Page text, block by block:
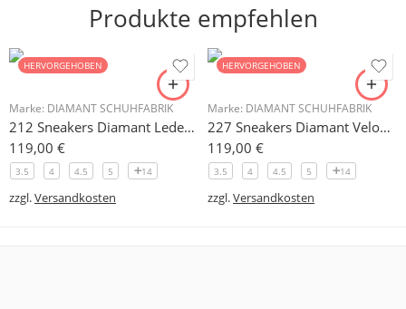
Produkte empfehlen
HERVORGEHOBEN
Marke: DIAMANT SCHUHFABRIK
212 Sneakers Diamant Leder weiss, drehfreudige Kunststoffsohle
119,00 €
3.5 4 4.5 5 14
zzgl.Versandkosten
HERVORGEHOBEN
Marke: DIAMANT SCHUHFABRIK
227 Sneakers Diamant Veloursleder hellgrau, drehfreudige Kunststoffsohle
119,00 €
3.5 4 4.5 5 14
zzgl.Versandkosten